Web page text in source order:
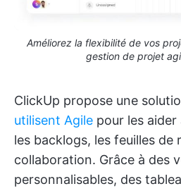
Améliorez la flexibilité de vos
gestion de projet
ClickUp propose une
utilisent Agile pour les
les backlogs, les feuilles de
collaboration. Grâce à des
personnalisables, des